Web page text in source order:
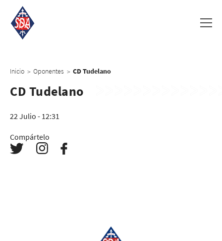
Inicio > Oponentes > CD Tudelano
CD Tudelano
22 Julio - 12:31
Compártelo